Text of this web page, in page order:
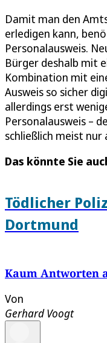
Damit man den
erledigen kann,
Personalausweis.
Bürger deshalb mit
Kombination mit
Ausweis so sicher
allerdings erst
Personalausweis –
schließlich meist nur
Das könnte Sie
Tödlicher
Dortmund
Kaum Antworten
Von
Gerhard Voogt